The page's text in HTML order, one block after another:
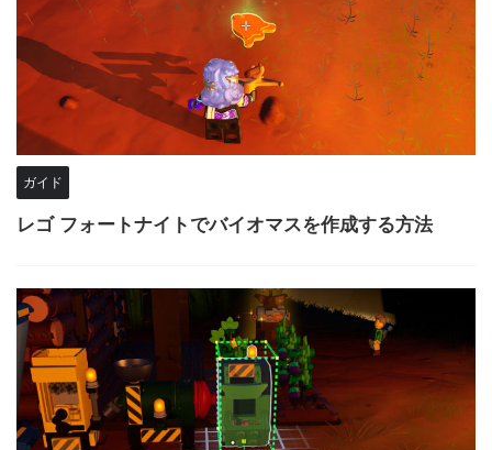
ガイド
レゴ フォートナイトでバイオマスを作成する方法